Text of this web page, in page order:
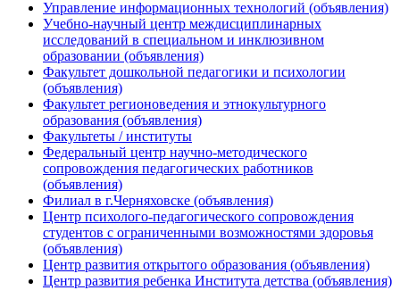
Управление информационных технологий (объявления)
Учебно-научный центр междисциплинарных
исследований в специальном и инклюзивном
образовании (объявления)
Факультет дошкольной педагогики и психологии
(объявления)
Факультет регионоведения и этнокультурного
образования (объявления)
Факультеты / институты
Федеральный центр научно-методического
сопровождения педагогических работников
(объявления)
Филиал в г.Черняховске (объявления)
Центр психолого-педагогического сопровождения
студентов с ограниченными возможностями здоровья
(объявления)
Центр развития открытого образования (объявления)
Центр развития ребенка Института детства (объявления)